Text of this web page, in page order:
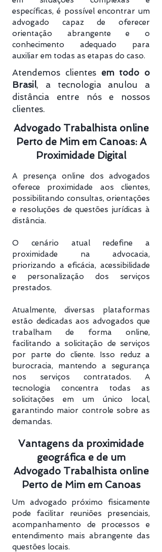
específicas, é possível encontrar um
advogado capaz de oferecer
orientação abrangente e o
conhecimento adequado para
auxiliar em todas as etapas do caso.
Atendemos clientes em todo o
Brasil, a tecnologia anulou a
distância entre nós e nossos
clientes.
Advogado Trabalhista online
Perto de Mim em Canoas: A
Proximidade Digital
A presença online dos advogados
oferece proximidade aos clientes,
possibilitando consultas, orientações
e resoluções de questões jurídicas à
distância.
O cenário atual redefine a
proximidade na advocacia,
priorizando a eficácia, acessibilidade
e personalização dos serviços
prestados.
Atualmente, diversas plataformas
estão dedicadas aos advogados que
trabalham de forma online,
facilitando a solicitação de serviços
por parte do cliente. Isso reduz a
burocracia, mantendo a segurança
nos serviços contratados. A
tecnologia concentra todas as
solicitações em um único local,
garantindo maior controle sobre as
demandas.
Vantagens da proximidade
geográfica e de um
Advogado Trabalhista online
Perto de Mim em Canoas
Um advogado próximo fisicamente
pode facilitar reuniões presenciais,
acompanhamento de processos e
entendimento mais abrangente das
questões locais.